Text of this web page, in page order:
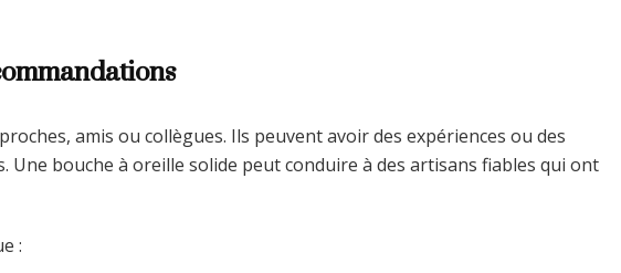
amis ou collègues. Ils peuvent avoir des expériences ou des
Une bouche à oreille solide peut conduire à des artisans fiables qui ont
: